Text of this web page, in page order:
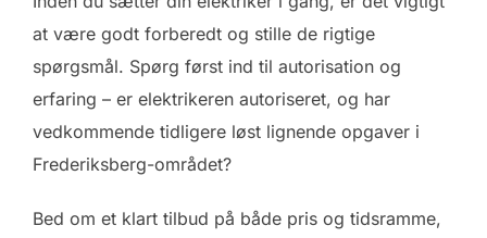
at være godt forberedt og stille de rigtige
spørgsmål. Spørg først ind til autorisation og
erfaring – er elektrikeren autoriseret, og har
vedkommende tidligere løst lignende opgaver i
Frederiksberg-området?
Bed om et klart tilbud på både pris og tidsramme,